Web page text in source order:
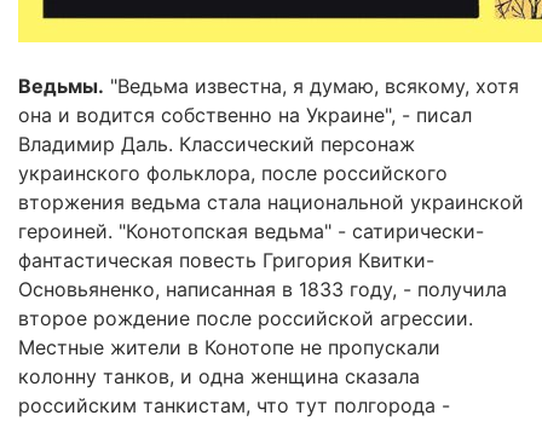
Ведьмы. "Ведьма известна, я думаю, всякому, хотя
она и водится собственно на Украине", - писал
Владимир Даль. Классический персонаж
украинского фольклора, после российского
вторжения ведьма стала национальной украинской
героиней. "Конотопская ведьма" - сатирически-
фантастическая повесть Григория Квитки-
Основьяненко, написанная в 1833 году, - получила
второе рождение после российской агрессии.
Местные жители в Конотопе не пропускали
колонну танков, и одна женщина сказала
российским танкистам, что тут полгорода -